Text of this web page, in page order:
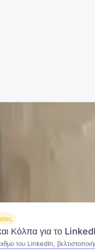
Κόλπα για το
του LinkedIn,